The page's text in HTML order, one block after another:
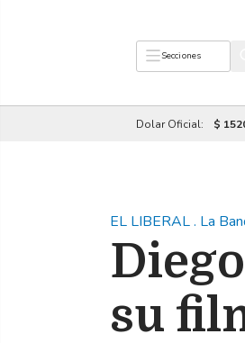
Secciones
Dolar Oficial: $
EL LIBERAL. La
su